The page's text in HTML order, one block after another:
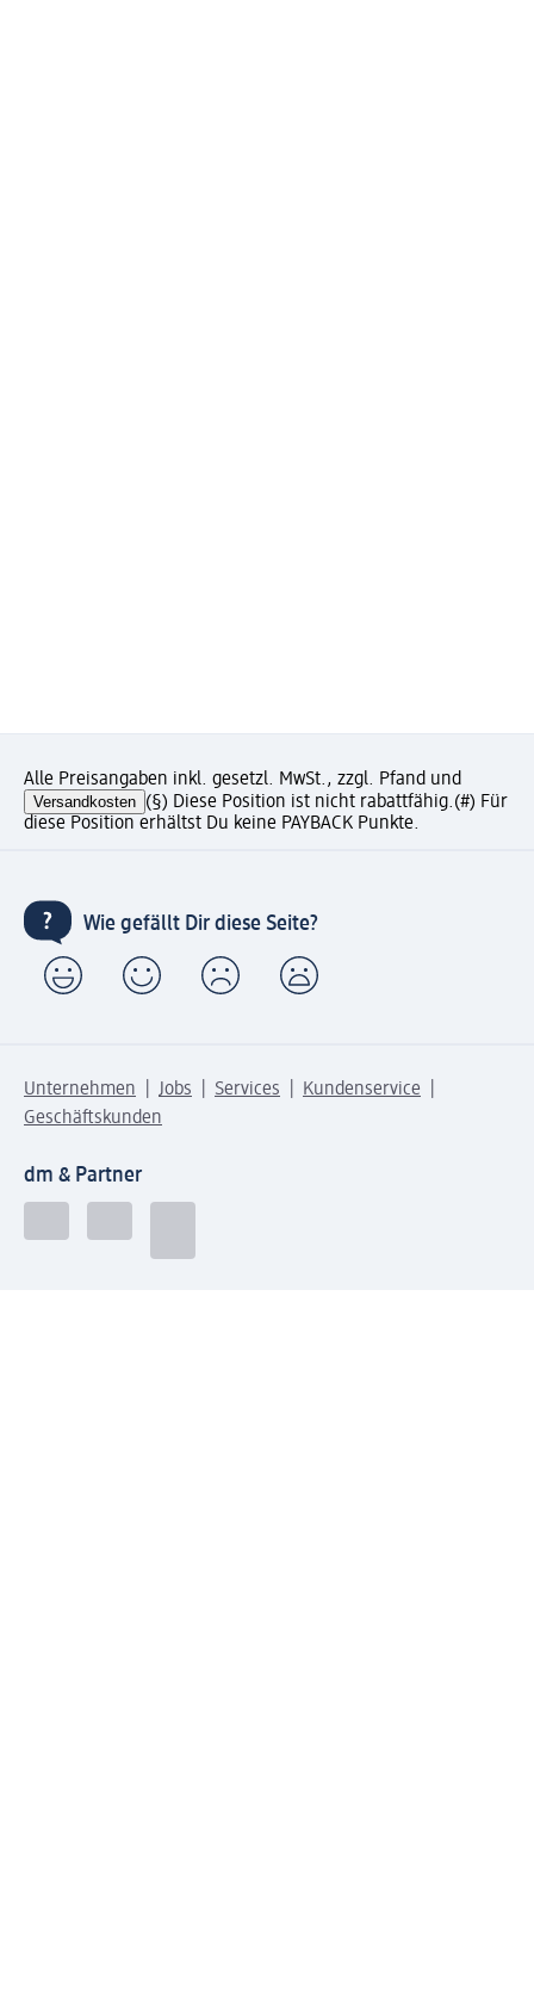
Alle Preisangaben inkl. gesetzl. MwSt., zzgl. Pfand und
Versandkosten (§) Diese Position ist nicht rabattfähig.(#) Für
diese Position erhältst Du keine PAYBACK Punkte.
Wie gefällt Dir diese Seite?
Unternehmen Jobs Services
Kundenservice
Geschäftskunden
dm & Partner